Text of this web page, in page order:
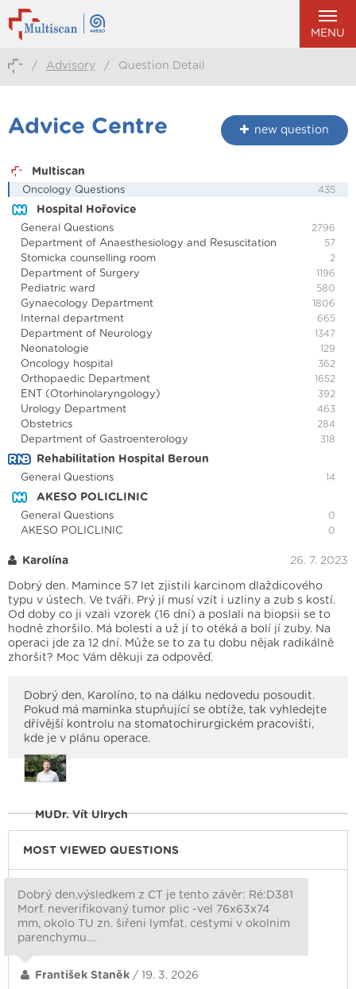
MENU
/ Advisory / Question Detail
Advice Centre new question
Multiscan
Oncology Questions 435
Hospital Hořovice
General Questions 2796
Department of Anaesthesiology and Resuscitation 57
Stomicka counselling room 2
Department of Surgery 1196
Pediatric ward 580
Gynaecology Department 1806
Internal department 665
Department of Neurology 1347
Neonatologie 129
Oncology hospital 362
Orthopaedic Department 1652
ENT (Otorhinolaryngology) 392
Urology Department 463
Obstetrics 284
Department of Gastroenterology 318
Rehabilitation Hospital Beroun
General Questions 14
AKESO POLICLINIC
General Questions 0
AKESO POLICLINIC 0
Karolína 26. 7. 2023
Dobrý den. Mamince 57 let zjistili karcinom dlaždicového
typu v ústech. Ve tváři. Prý jí musí vzít i uzliny a zub s kostí.
Od doby co ji vzali vzorek (16 dní) a poslali na biopsii se to
hodně zhoršilo. Má bolesti a už jí to otéká a bolí jí zuby. Na
operaci jde za 12 dní. Může se to za tu dobu nějak radikálně
zhoršit? Moc Vám děkuji za odpověď.
Dobrý den, Karolíno, to na dálku nedovedu posoudit.
Pokud má maminka stupňující se obtíže, tak vyhledejte
dřívější kontrolu na stomatochirurgickém pracovišti,
kde je v plánu operace.
MUDr. Vít Ulrych
MOST VIEWED QUESTIONS
Dobrý den,výsledkem z CT je tento závěr: Ré:D381
Morf. neverifikovaný tumor plic -vel 76x63x74
mm, okolo TU zn. šiřeni lymfat. cestymi v okolnim
parenchymu.…
František Staněk / 19. 3. 2026